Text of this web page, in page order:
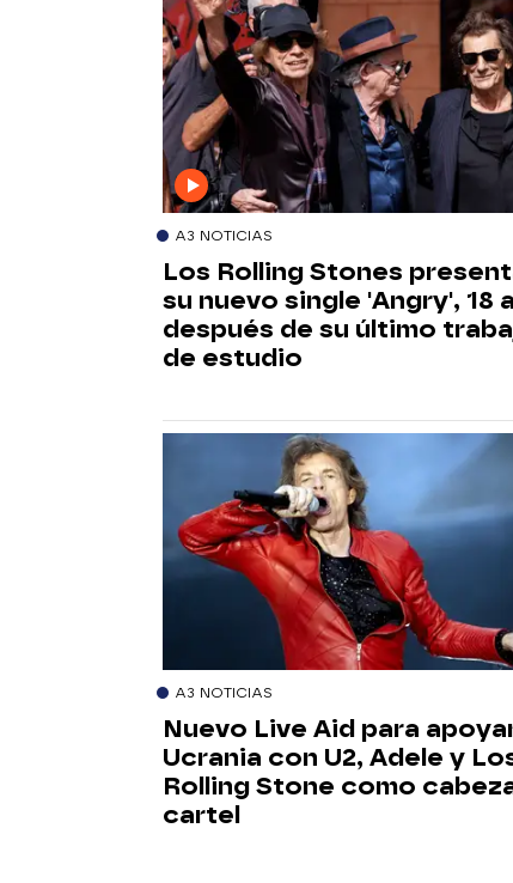
A3 NOTICIAS
Los Rolling Stones
su nuevo single 'Angry', 18
después de su último
de estudio
A3 NOTICIAS
Nuevo Live Aid para
Ucrania con U2, Adele y
Rolling Stone como
cartel